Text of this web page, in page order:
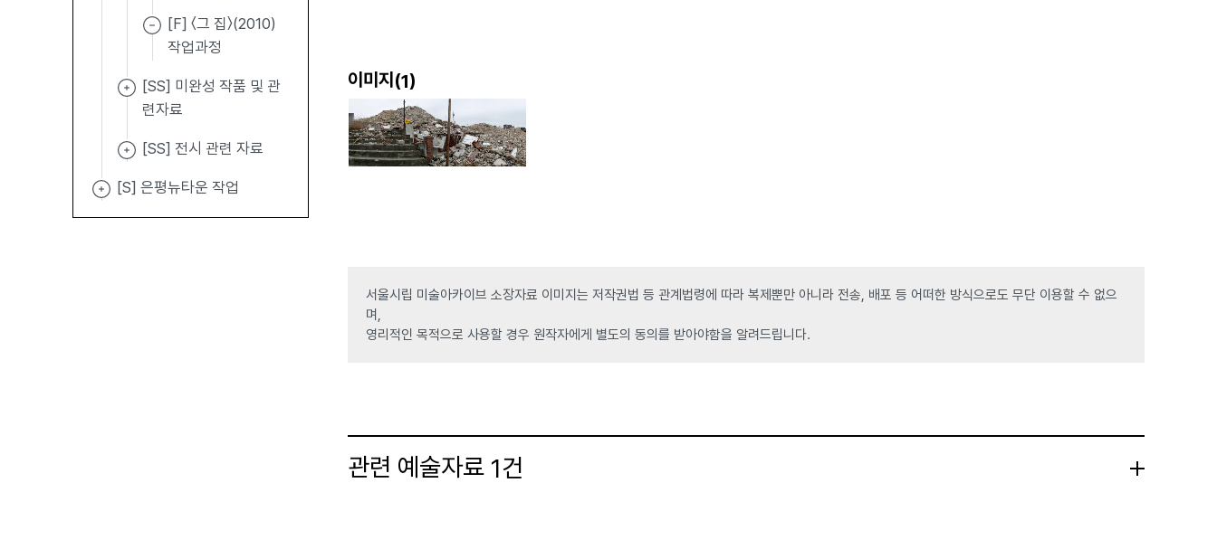
[F] 〈그 집〉(2010)
작업과정
[SS] 미완성 작품 및 관
련자료
[SS] 전시 관련 자료
[S] 은평뉴타운 작업
이미지(1)
서울시립 미술아카이브 소장자료 이미지는 저작권법 등 관계법령에 따라 복제뿐만 아니라 전송, 배포 등 어떠한 방식으로도 무단 이용할 수 없으
며,
영리적인 목적으로 사용할 경우 원작자에게 별도의 동의를 받아야함을 알려드립니다.
관련 예술자료 1건